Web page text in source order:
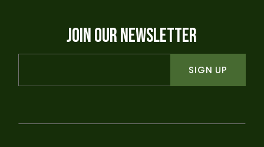
JOIN OUR NEWSLETTER
SIGN UP